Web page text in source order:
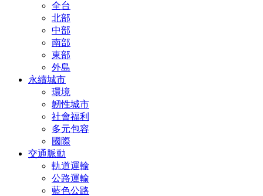
全台
北部
中部
南部
東部
外島
永續城市
環境
韌性城市
社會福利
多元包容
國際
交通脈動
軌道運輸
公路運輸
藍色公路